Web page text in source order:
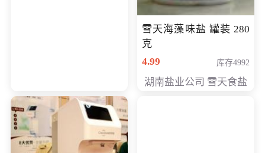
雪天海藻味盐 罐装 280
克
4.99
库存4992
湖南盐业公司 雪天食盐